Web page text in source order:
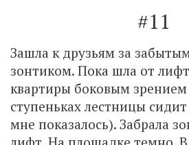
#11
Зашла к друзьям за
зонтиком. Пока шла от
квартиры боковым
ступеньках лестницы
мне показалось). Забрала